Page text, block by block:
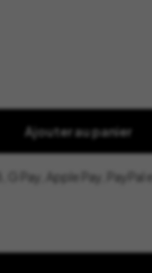
Ajouter au panier
G Pay, Apple Pay, PayPal